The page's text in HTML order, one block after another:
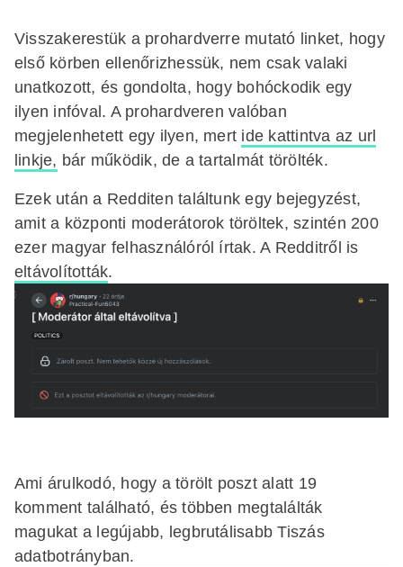
Visszakerestük a prohardverre mutató linket, hogy
első körben ellenőrizhessük, nem csak valaki
unatkozott, és gondolta, hogy bohóckodik egy
ilyen infóval. A prohardveren valóban
megjelenhetett egy ilyen, mert ide kattintva az url
linkje, bár működik, de a tartalmát törölték.
Ezek után a Redditen találtunk egy bejegyzést,
amit a központi moderátorok töröltek, szintén 200
ezer magyar felhasználóról írtak. A Redditről is
eltávolították.
Ami árulkodó, hogy a törölt poszt alatt 19
komment található, és többen megtalálták
magukat a legújabb, legbrutálisabb Tiszás
adatbotrányban.